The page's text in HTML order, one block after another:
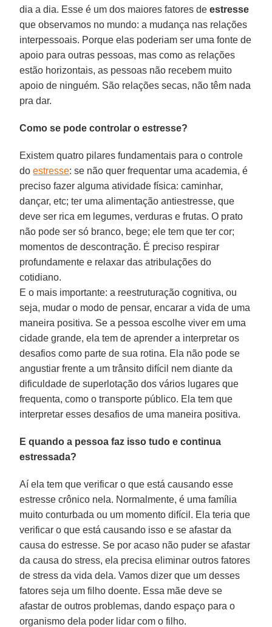
dia a dia. Esse é um dos maiores fatores deestresse
que observamos no mundo: a mudança nas relações
interpessoais. Porque elas poderiam ser uma fonte de
apoio para outras pessoas, mas como as relações
estão horizontais, as pessoas não recebem muito
apoio de ninguém. São relações secas, não têm nada
pra dar.
Como se pode controlar o estresse?
Existem quatro pilares fundamentais para o controle
doestresse: se não quer frequentar uma academia, é
preciso fazer alguma atividade física: caminhar,
dançar, etc; ter uma alimentação antiestresse, que
deve ser rica em legumes, verduras e frutas. O prato
não pode ser só branco, bege; ele tem que ter cor;
momentos de descontração. É preciso respirar
profundamente e relaxar das atribulações do
cotidiano.
E o mais importante: a reestruturação cognitiva, ou
seja, mudar o modo de pensar, encarar a vida de uma
maneira positiva. Se a pessoa escolhe viver em uma
cidade grande, ela tem de aprender a interpretar os
desafios como parte de sua rotina. Ela não pode se
angustiar frente a um trânsito difícil nem diante da
dificuldade de superlotação dos vários lugares que
frequenta, como o transporte público. Ela tem que
interpretar esses desafios de uma maneira positiva.
E quando a pessoa faz isso tudo e continua
estressada?
Aí ela tem que verificar o que está causando esse
estresse crônico nela. Normalmente, é uma família
muito conturbada ou um momento difícil. Ela teria que
verificar o que está causando isso e se afastar da
causa do estresse. Se por acaso não puder se afastar
da causa do stress, ela precisa eliminar outros fatores
de stress da vida dela. Vamos dizer que um desses
fatores seja um filho doente. Essa mãe deve se
afastar de outros problemas, dando espaço para o
organismo dela poder lidar com o filho.